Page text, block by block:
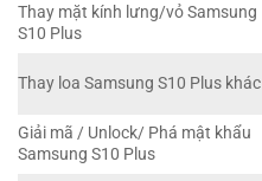
Thay mặt kính lưng/vỏ Samsung
S10 Plus
Thay loa Samsung S10 Plus khác
Giải mã / Unlock/ Phá mật khẩu
Samsung S10 Plus